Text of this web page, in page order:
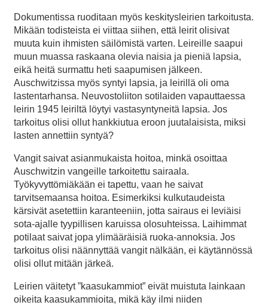
Dokumentissa ruoditaan myös keskitysleirien tarkoitusta.
Mikään todisteista ei viittaa siihen, että leirit olisivat
muuta kuin ihmisten säilömistä varten. Leireille saapui
muun muassa raskaana olevia naisia ja pieniä lapsia,
eikä heitä surmattu heti saapumisen jälkeen.
Auschwitzissa myös syntyi lapsia, ja leirillä oli oma
lastentarhansa. Neuvostoliiton sotilaiden vapauttaessa
leirin 1945 leiriltä löytyi vastasyntyneitä lapsia. Jos
tarkoitus olisi ollut hankkiutua eroon juutalaisista, miksi
lasten annettiin syntyä?
Vangit saivat asianmukaista hoitoa, minkä osoittaa
Auschwitzin vangeille tarkoitettu sairaala.
Työkyvyttömiäkään ei tapettu, vaan he saivat
tarvitsemaansa hoitoa. Esimerkiksi kulkutaudeista
kärsivät asetettiin karanteeniin, jotta sairaus ei leviäisi
sota-ajalle tyypillisen karuissa olosuhteissa. Laihimmat
potilaat saivat jopa ylimääräisiä ruoka-annoksia. Jos
tarkoitus olisi näännyttää vangit nälkään, ei käytännössä
olisi ollut mitään järkeä.
Leirien väitetyt ”kaasukammiot” eivät muistuta lainkaan
oikeita kaasukammioita, mikä käy ilmi niiden